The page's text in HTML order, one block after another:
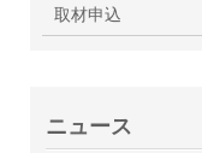
取材申込
ニュース